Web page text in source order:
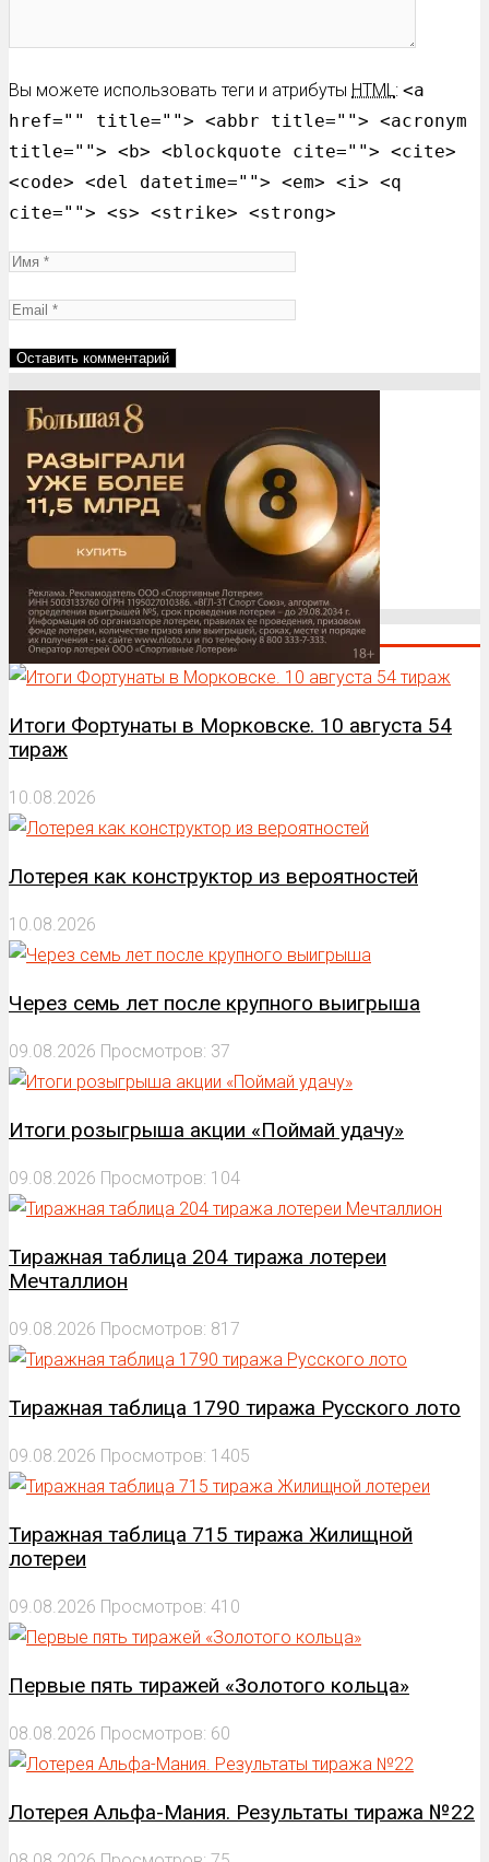
Вы можете использовать теги и атрибуты HTML: <a
href="" title=""> <abbr title=""> <acronym
title=""> <b> <blockquote cite=""> <cite>
<code> <del datetime=""> <em> <i> <q
cite=""> <s> <strike> <strong>
Последние новости
Итоги Фортунаты в Морковске. 10 августа 54
тираж
10.08.2026
Лотерея как конструктор из вероятностей
10.08.2026
Через семь лет после крупного выигрыша
09.08.2026 Просмотров: 37
Итоги розыгрыша акции «Поймай удачу»
09.08.2026 Просмотров: 104
Тиражная таблица 204 тиража лотереи
Мечталлион
09.08.2026 Просмотров: 817
Тиражная таблица 1790 тиража Русского лото
09.08.2026 Просмотров: 1405
Тиражная таблица 715 тиража Жилищной
лотереи
09.08.2026 Просмотров: 410
Первые пять тиражей «Золотого кольца»
08.08.2026 Просмотров: 60
Лотерея Альфа-Мания. Результаты тиража №22